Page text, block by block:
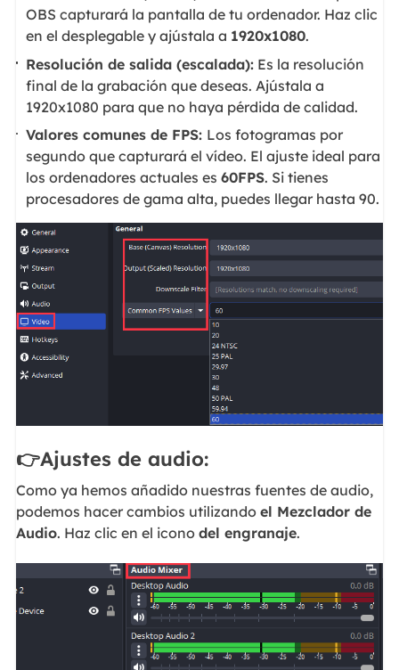
OBS capturará la pantalla de tu ordenador. Haz clic
en el desplegable y ajústala a 1920x1080.
Resolución de salida (escalada): Es la resolución
final de la grabación que deseas. Ajústala a
1920x1080 para que no haya pérdida de calidad.
Valores comunes de FPS: Los fotogramas por
segundo que capturará el vídeo. El ajuste ideal para
los ordenadores actuales es60FPS. Si tienes
procesadores de gama alta, puedes llegar hasta 90.
👉Ajustes de audio:
Como ya hemos añadido nuestras fuentes de audio,
podemos hacer cambios utilizando el Mezclador de
Audio. Haz clic en el icono del engranaje.